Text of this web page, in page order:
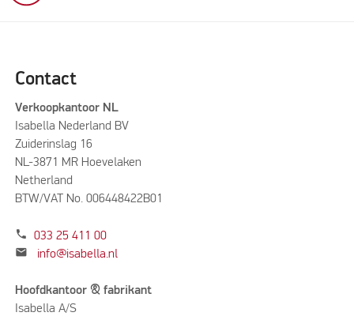
Contact
Verkoopkantoor NL
Isabella Nederland BV
Zuiderinslag 16
NL-3871 MR Hoevelaken
Netherland
BTW/VAT No. 006448422B01
phone 033 25 411 00
mail info@isabella.nl
Hoofdkantoor & fabrikant
Isabella A/S